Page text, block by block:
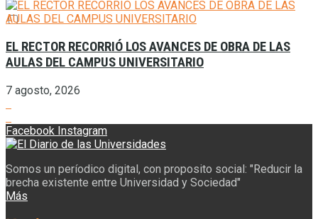
EL RECTOR RECORRIÓ LOS AVANCES DE OBRA DE LAS
AULAS DEL CAMPUS UNIVERSITARIO
7 agosto, 2026
Facebook Instagram
Somos un períodico digital, con proposito social: "Reducir la
brecha existente entre Universidad y Sociedad"
Más